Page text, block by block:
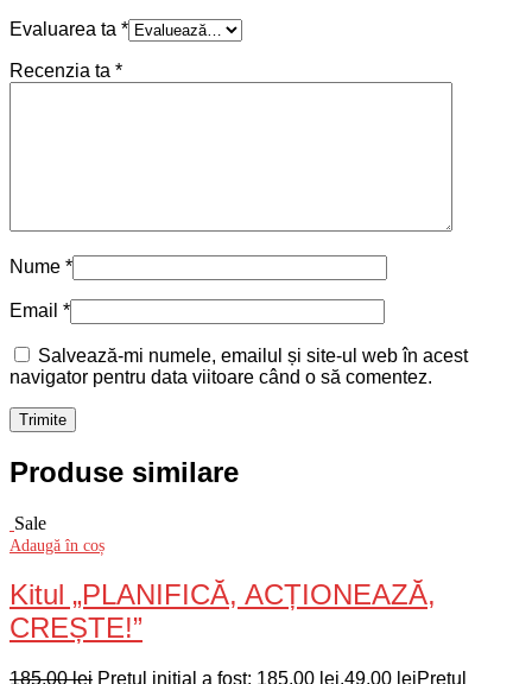
Evaluarea ta *
Recenzia ta *
Nume *
Email *
Salvează-mi numele, emailul și site-ul web în acest
navigator pentru data viitoare când o să comentez.
Produse similare
Sale
Adaugă în coș
Kitul „PLANIFICĂ, ACȚIONEAZĂ,
CREȘTE!”
185,00lei Prețul inițial a fost: 185,00 lei.49,00 leiPrețul